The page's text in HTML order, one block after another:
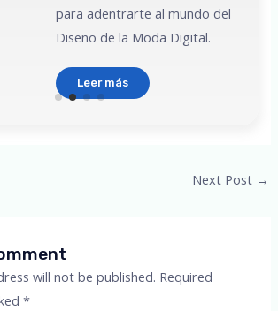
para adentrarte al mundo del
Diseño de la Moda Digital.
Leer más
Next Post →
will not be published. Required
*